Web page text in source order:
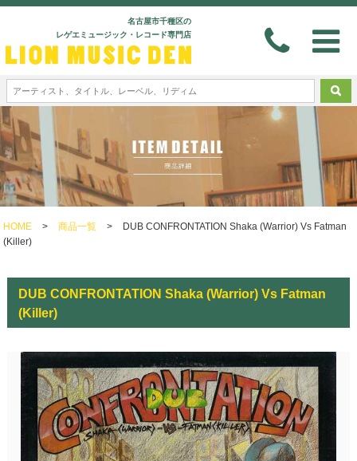
名古屋市千種区の
レゲエミュージック・レコード専門店
HOME > 商品一覧 >
DUB CONFRONTATION Shaka (Warrior) Vs Fatman
(Killer)
DUB CONFRONTATION Shaka (Warrior) Vs Fatman
(Killer)